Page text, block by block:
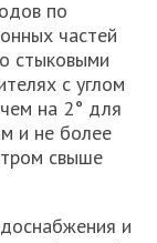
по
частей
стыковыми
с углом
на 2° для
и не более
свыше
и